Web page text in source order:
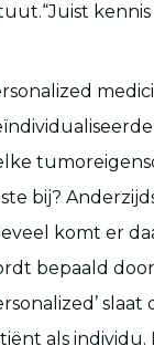
bij?
komt er
bepaald
als